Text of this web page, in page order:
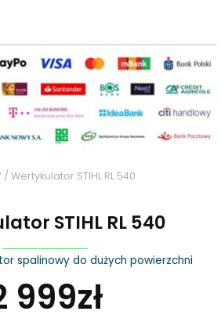
/ Wertykulator STIHL RL 540
STIHL RL 540
spalinowy do dużych powierzchni
999zł